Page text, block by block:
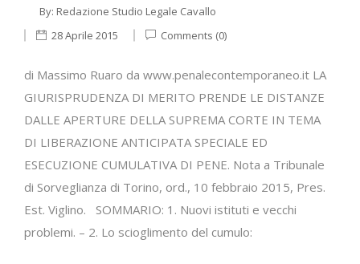
By: Redazione Studio Legale Cavallo
28 Aprile 2015
Comments (0)
di Massimo Ruaro da www.penalecontemporaneo.it LA
GIURISPRUDENZA DI MERITO PRENDE LE DISTANZE
DALLE APERTURE DELLA SUPREMA CORTE IN TEMA
DI LIBERAZIONE ANTICIPATA SPECIALE ED
ESECUZIONE CUMULATIVA DI PENE. Nota a Tribunale
di Sorveglianza di Torino, ord., 10 febbraio 2015, Pres.
Est. Viglino. SOMMARIO: 1. Nuovi istituti e vecchi
problemi. – 2. Lo scioglimento del cumulo: